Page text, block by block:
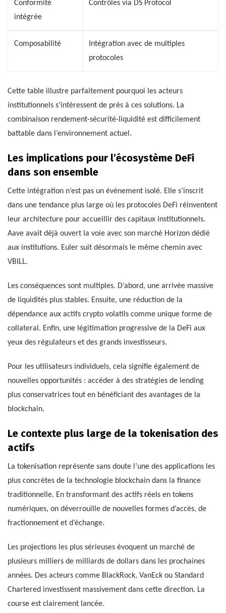
Conformité
intégrée
Contrôles via DS Protocol
Composabilité
Intégration avec de multiples
protocoles
Cette table illustre parfaitement pourquoi les acteurs
institutionnels s’intéressent de près à ces solutions. La
combinaison rendement-sécurité-liquidité est difficilement
battable dans l’environnement actuel.
Les implications pour l’écosystème DeFi
dans son ensemble
Cette intégration n’est pas un événement isolé. Elle s’inscrit
dans une tendance plus large où les protocoles DeFi réinventent
leur architecture pour accueillir des capitaux institutionnels.
Aave avait déjà ouvert la voie avec son marché Horizon dédié
aux institutions. Euler suit désormais le même chemin avec
VBILL.
Les conséquences sont multiples. D’abord, une arrivée massive
de liquidités plus stables. Ensuite, une réduction de la
dépendance aux actifs crypto volatils comme unique forme de
collateral. Enfin, une légitimation progressive de la DeFi aux
yeux des régulateurs et des grands investisseurs.
Pour les utilisateurs individuels, cela signifie également de
nouvelles opportunités : accéder à des stratégies de lending
plus conservatrices tout en bénéficiant des avantages de la
blockchain.
Le contexte plus large de la tokenisation des
actifs
La tokenisation représente sans doute l’une des applications les
plus concrètes de la technologie blockchain dans la finance
traditionnelle. En transformant des actifs réels en tokens
numériques, on déverrouille de nouvelles formes d’accès, de
fractionnement et d’échange.
Les projections les plus sérieuses évoquent un marché de
plusieurs milliers de milliards de dollars dans les prochaines
années. Des acteurs comme BlackRock, VanEck ou Standard
Chartered investissent massivement dans cette direction. La
course est clairement lancée.